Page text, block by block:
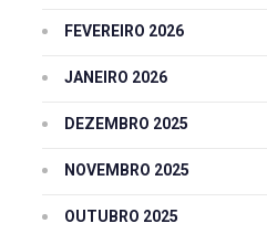
FEVEREIRO 2026
JANEIRO 2026
DEZEMBRO 2025
NOVEMBRO 2025
OUTUBRO 2025